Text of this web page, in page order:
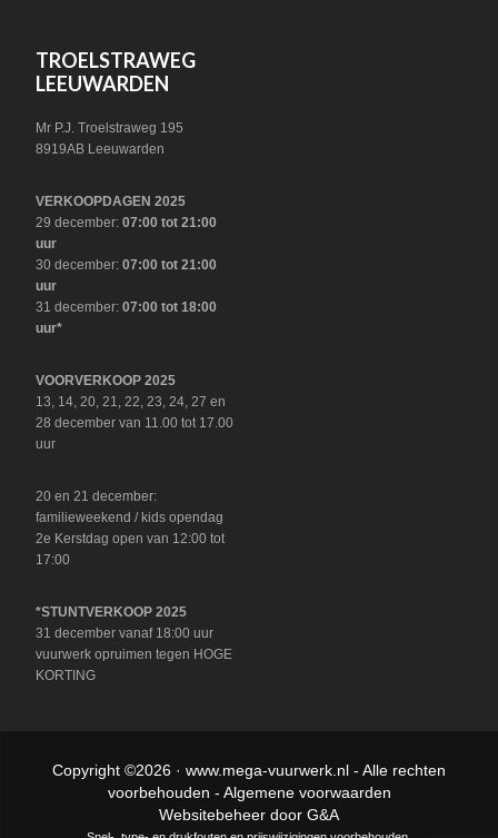
TROELSTRAWEG
LEEUWARDEN
Mr P.J. Troelstraweg 195
8919AB Leeuwarden
VERKOOPDAGEN 2025
29 december:07:00 tot 21:00
uur
30 december:07:00 tot 21:00
uur
31 december:07:00 tot 18:00
uur*
VOORVERKOOP 2025
13, 14, 20, 21, 22, 23, 24, 27 en
28 december van 11.00 tot 17.00
uur
20 en 21 december:
familieweekend / kids opendag
2e Kerstdag open van 12:00 tot
17:00
*STUNTVERKOOP 2025
31 december vanaf 18:00 uur
vuurwerk opruimen tegen HOGE
KORTING
Copyright ©2026 · www.mega-vuurwerk.nl - Alle rechten
voorbehouden - Algemene voorwaarden
Websitebeheer door G&A